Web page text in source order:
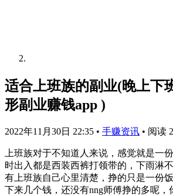
适合上班族的副业(晚上下
形副业赚钱app )
2022年11月30日 22:35 • 手赚资讯 • 阅读
上班族对于不知道人来说，感觉就是一
时出入都是西装西裤打领带的，下雨淋
有上班族自己心里清楚，挣的只是一份
下来几个钱，还没有nng师傅挣的多呢，